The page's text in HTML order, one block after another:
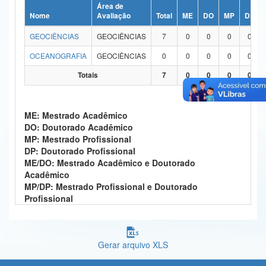
Ministério da Ciência, Tecnologia, Inovações e Comunicações
Ministério do Meio Ambiente
Ministério do Desenvolvimento Regional
Ministério da Mulher, da Família e dos Direitos Humanos
Secretaria-Geral
Secretaria de Governo
Gabinete de Segurança Institucional
Nome
Área de
Avaliação
Total ME DO MP DP
GEOCIÊNCIAS
GEOCIÊNCIAS 7 0 0 0
0
OCEANOGRAFIA
GEOCIÊNCIAS 0 0 0 0
0
Totais
7 0 0 0 0
ME: Mestrado Acadêmico
DO: Doutorado Acadêmico
MP: Mestrado Profissional
DP: Doutorado Profissional
ME/DO: Mestrado Acadêmico e Doutorado
Acadêmico
MP/DP: Mestrado Profissional e Doutorado
Profissional
Gerar arquivo XLS